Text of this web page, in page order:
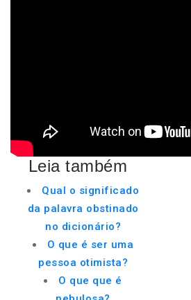
Leia também
Qual o significado
da palavra obstinado
no dicionário?
O que é ser uma
pessoa otimista?
O que que é